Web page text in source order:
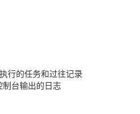
行的任务和过往记录
台输出的日志